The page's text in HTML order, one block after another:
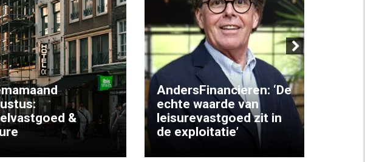
&
AndersFinancieren: ‘De
echte waarde van
leisurevastgoed zit in
de exploitatie’
Next